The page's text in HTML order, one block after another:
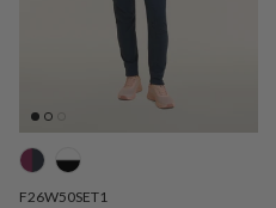
F26W50SET1